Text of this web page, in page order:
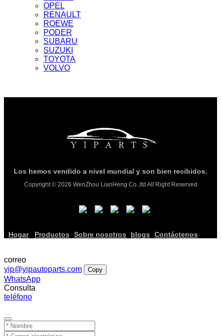
OPEL
RENAULT
ROEWE
PODER
SUBARU
SUZUKI
TOYOTA
VOLVO
Los hemos vendido a nivel mundial y son bien recibidos.
Copyright © 2026 WenZhou LianHeng Co.,ltd All Right Reserved
Hogar Productos Sobre nosotros blogs Contáctenos
correo
yip@yipautoparts.com
Copy
WhatsApp
Consulta
teléfono